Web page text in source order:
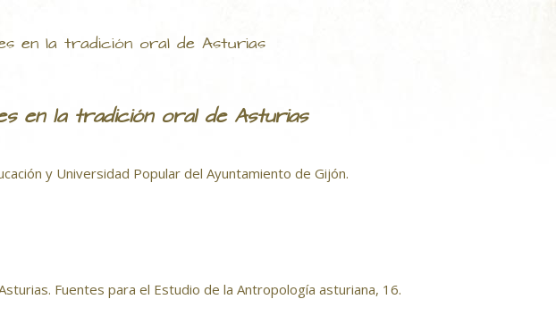
en la tradición oral de Asturias
en la tradición oral de Asturias
y Universidad Popular del Ayuntamiento de Gijón.
Fuentes para el Estudio de la Antropología asturiana, 16.